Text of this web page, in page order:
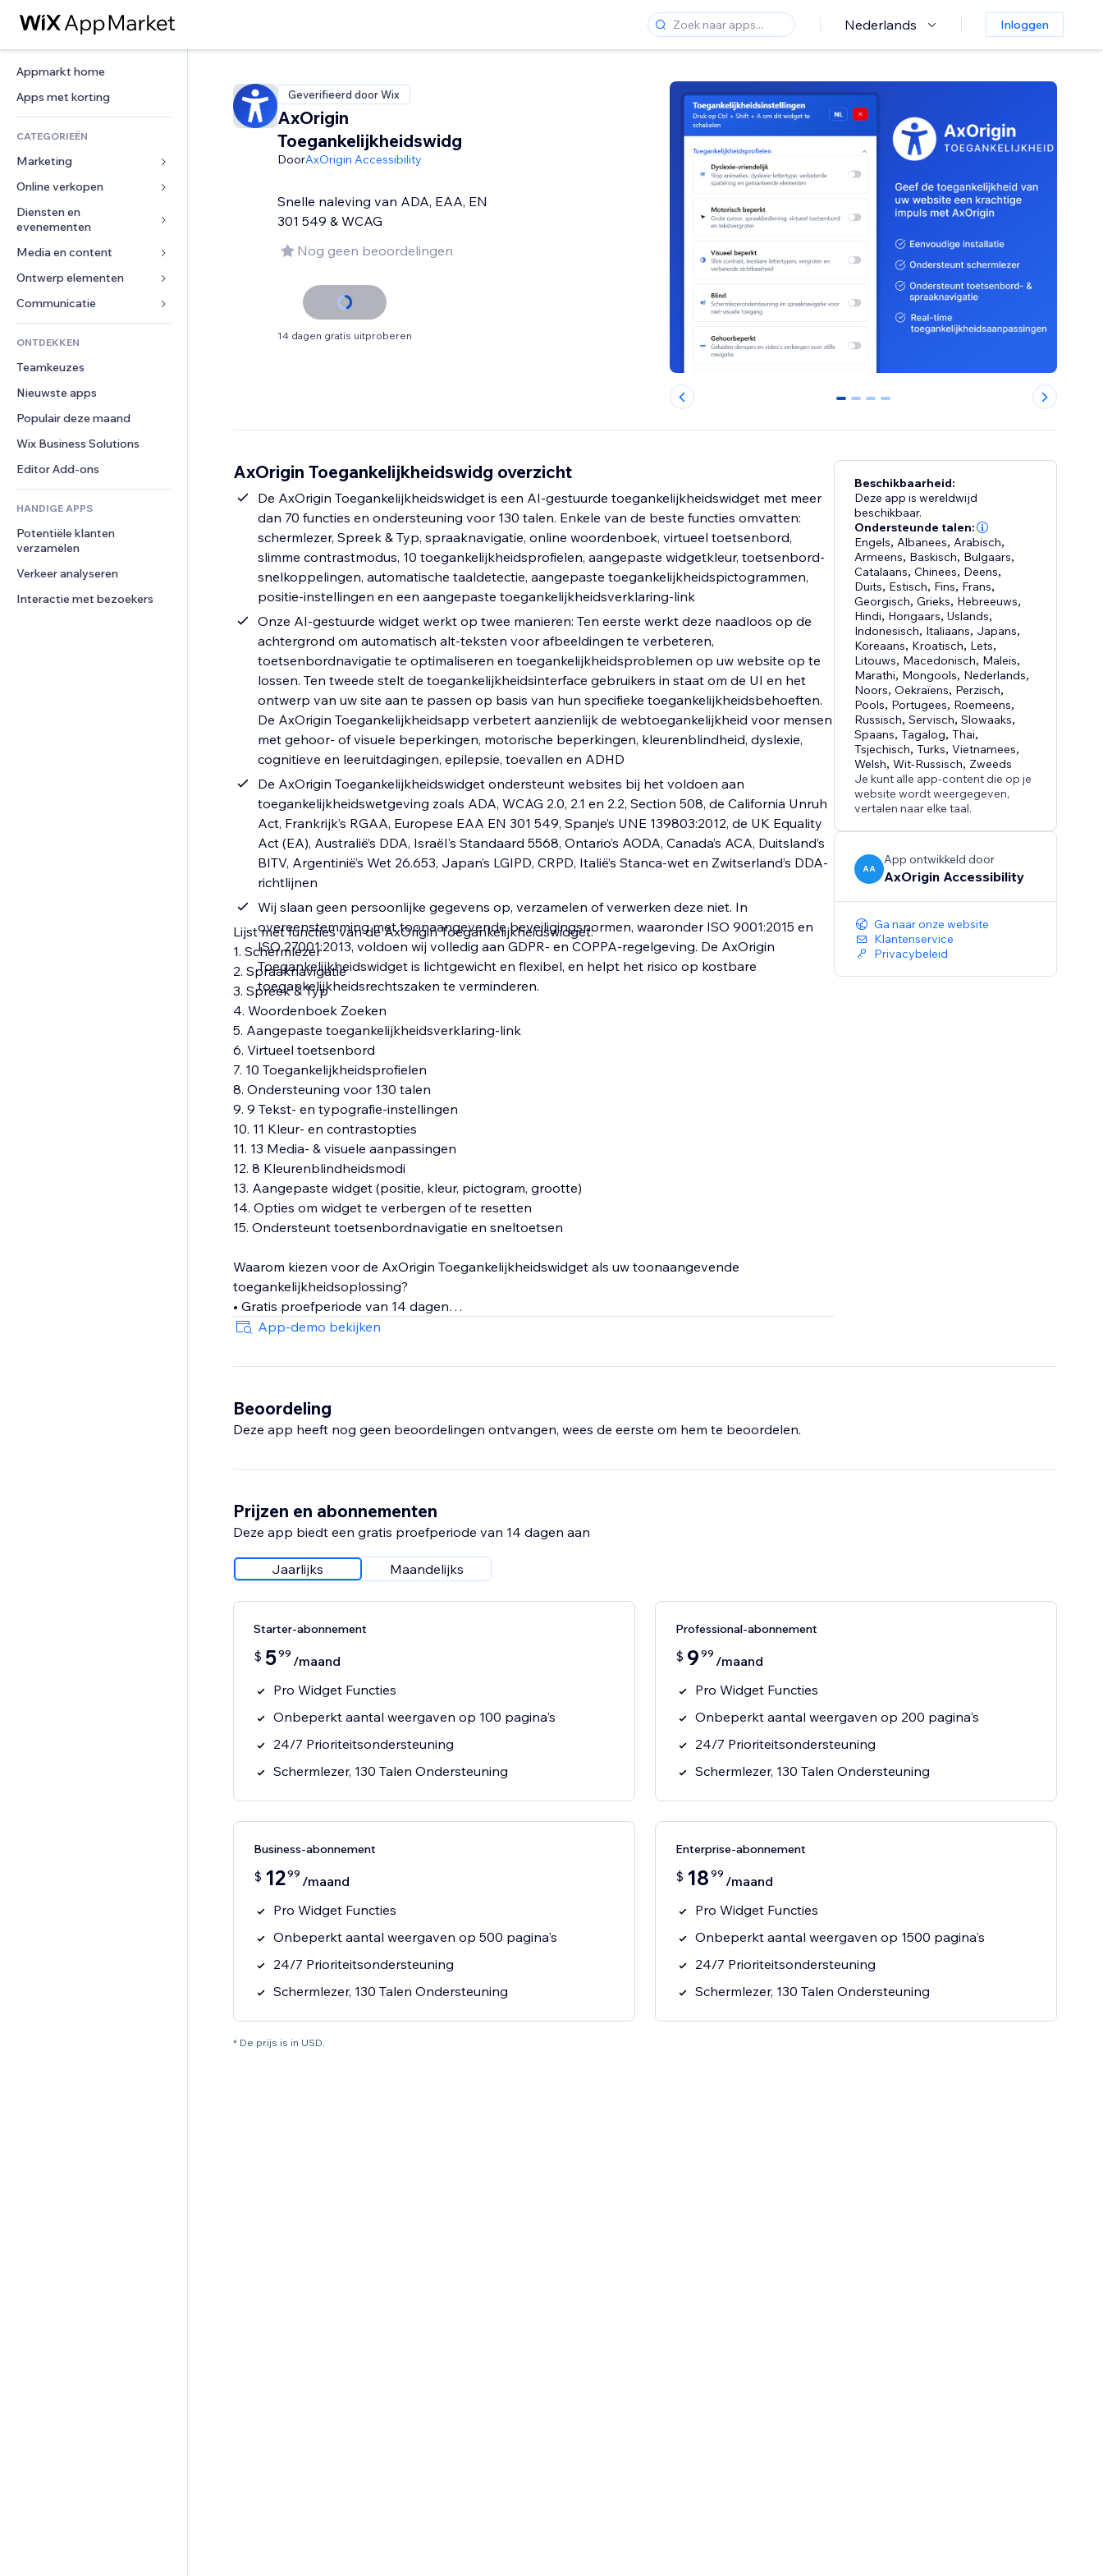
Nederlands Inloggen
Appmarkt home
Apps met korting
CATEGORIEËN
Marketing
Advertenties
Mobiel
Analytics
Social media
SEO
Betrokkenheid
Websitevermeldingen
E-mail
Conversie
Online verkopen
Apps voor webshops
Verzending en levering
Verkoopknoppen
Online cursussen
Print on demand
Boekhouding
Coupons en loyaliteit
Opslagoplossingen
Dropshipping
Prijzen en abonnementen
Crowdfunding
Eten en drinken
Diensten en
evenementen
Hotels
Evenementen
Restaurants
Vastgoed
Boekingen
Media en content
Galerij
Muziek
Podcasts
Fotografie
Video
PDF
Bestanden delen
Nieuws
Ontwerp elementen
Kaarten en navigatie
Privacy en beveiliging
Ontime
Pagina templates
Afbeeldingseffecten
Knoppen en menu's
Banners en badges
Rekenmachines
Zoeken
Weer
Grafieken en tabellen
Formulieren
Enquêtes
Chat
Opmerkingen
Telefoonnummer
Community
Beoordelingen en testimonials
CRM
ONTDEKKEN
Teamkeuzes
Nieuwste apps
Populair deze maand
Wix Business Solutions
Editor Add-ons
HANDIGE APPS
Potentiële klanten
verzamelen
Verkeer analyseren
Interactie met bezoekers
Geverifieerd door Wix
AxOrigin
Toegankelijkheidswidg
DoorAxOrigin Accessibility
Snelle naleving van ADA, EAA, EN
301 549 & WCAG
Nog geen beoordelingen
14 dagen gratis uitproberen
0 1 2 3
AxOrigin Toegankelijkheidswidg overzicht
De AxOrigin Toegankelijkheidswidget is een AI-gestuurde toegankelijkheidswidget met meer
dan 70 functies en ondersteuning voor 130 talen. Enkele van de beste functies omvatten:
schermlezer, Spreek & Typ, spraaknavigatie, online woordenboek, virtueel toetsenbord,
slimme contrastmodus, 10 toegankelijkheidsprofielen, aangepaste widgetkleur, toetsenbord-
snelkoppelingen, automatische taaldetectie, aangepaste toegankelijkheidspictogrammen,
positie-instellingen en een aangepaste toegankelijkheidsverklaring-link
Onze AI-gestuurde widget werkt op twee manieren: Ten eerste werkt deze naadloos op de
achtergrond om automatisch alt-teksten voor afbeeldingen te verbeteren,
toetsenbordnavigatie te optimaliseren en toegankelijkheidsproblemen op uw website op te
lossen. Ten tweede stelt de toegankelijkheidsinterface gebruikers in staat om de UI en het
ontwerp van uw site aan te passen op basis van hun specifieke toegankelijkheidsbehoeften.
De AxOrigin Toegankelijkheidsapp verbetert aanzienlijk de webtoegankelijkheid voor mensen
met gehoor- of visuele beperkingen, motorische beperkingen, kleurenblindheid, dyslexie,
cognitieve en leeruitdagingen, epilepsie, toevallen en ADHD
De AxOrigin Toegankelijkheidswidget ondersteunt websites bij het voldoen aan
toegankelijkheidswetgeving zoals ADA, WCAG 2.0, 2.1 en 2.2, Section 508, de California Unruh
Act, Frankrijk’s RGAA, Europese EAA EN 301 549, Spanje’s UNE 139803:2012, de UK Equality
Act (EA), Australië’s DDA, Israël's Standaard 5568, Ontario’s AODA, Canada’s ACA, Duitsland’s
BITV, Argentinië’s Wet 26.653, Japan’s LGIPD, CRPD, Italië’s Stanca-wet en Zwitserland’s DDA-
richtlijnen
Wij slaan geen persoonlijke gegevens op, verzamelen of verwerken deze niet. In
overeenstemming met toonaangevende beveiligingsnormen, waaronder ISO 9001:2015 en
ISO 27001:2013, voldoen wij volledig aan GDPR- en COPPA-regelgeving. De AxOrigin
Toegankelijkheidswidget is lichtgewicht en flexibel, en helpt het risico op kostbare
toegankelijkheidsrechtszaken te verminderen.
Lijst met functies van de AxOrigin Toegankelijkheidswidget:
1. Schermlezer
2. Spraaknavigatie
3. Spreek & Typ
4. Woordenboek Zoeken
5. Aangepaste toegankelijkheidsverklaring-link
6. Virtueel toetsenbord
7. 10 Toegankelijkheidsprofielen
8. Ondersteuning voor 130 talen
9. 9 Tekst- en typografie-instellingen
10. 11 Kleur- en contrastopties
11. 13 Media- & visuele aanpassingen
12. 8 Kleurenblindheidsmodi
13. Aangepaste widget (positie, kleur, pictogram, grootte)
14. Opties om widget te verbergen of te resetten
15. Ondersteunt toetsenbordnavigatie en sneltoetsen
Waarom kiezen voor de AxOrigin Toegankelijkheidswidget als uw toonaangevende
toegankelijkheidsoplossing?
• Gratis proefperiode van 14 dagen
• 24/7 ondersteuning wanneer u die nodig heeft
• Kosteneffectieve prijsopties
• Geschikt voor bedrijven van elke omvang en sector
App-demo bekijken
Beschikbaarheid:
Deze app is wereldwijd
beschikbaar.
Ondersteunde talen:
Engels, Albanees, Arabisch,
Armeens, Baskisch, Bulgaars,
Catalaans,Chinees, Deens,
Duits, Estisch, Fins, Frans,
Georgisch,Grieks, Hebreeuws,
Hindi, Hongaars,IJslands,
Indonesisch, Italiaans, Japans,
Koreaans, Kroatisch, Lets,
Litouws, Macedonisch, Maleis,
Marathi, Mongools, Nederlands,
Noors,Oekraïens, Perzisch,
Pools, Portugees, Roemeens,
Russisch,Servisch,Slowaaks,
Spaans,Tagalog,Thai,
Tsjechisch,Turks,Vietnamees,
Welsh,Wit-Russisch, Zweeds
Je kunt alle app-content die op je
website wordt weergegeven,
vertalen naar elke taal.
AA
App ontwikkeld door
AxOrigin Accessibility
Ga naar onze website
Klantenservice
Privacybeleid
Beoordeling
Deze app heeft nog geen beoordelingen ontvangen, wees de eerste om hem te beoordelen.
Prijzen en abonnementen
Deze app biedt een gratis proefperiode van 14 dagen aan
Jaarlijks Maandelijks
Starter-abonnement
$ 599 /maand
Pro Widget Functies
Onbeperkt aantal weergaven op 100 pagina's
24/7 Prioriteitsondersteuning
Schermlezer, 130 Talen Ondersteuning
Professional-abonnement
$ 9 99 /maand
Pro Widget Functies
Onbeperkt aantal weergaven op 200 pagina's
24/7 Prioriteitsondersteuning
Schermlezer, 130 Talen Ondersteuning
Business-abonnement
$ 1299 /maand
Pro Widget Functies
Onbeperkt aantal weergaven op 500 pagina's
24/7 Prioriteitsondersteuning
Schermlezer, 130 Talen Ondersteuning
Enterprise-abonnement
$ 18 99 /maand
Pro Widget Functies
Onbeperkt aantal weergaven op 1500 pagina's
24/7 Prioriteitsondersteuning
Schermlezer, 130 Talen Ondersteuning
* De prijs is in USD.